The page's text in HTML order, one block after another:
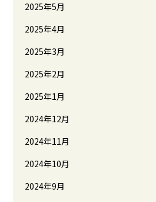
2025年5月
2025年4月
2025年3月
2025年2月
2025年1月
2024年12月
2024年11月
2024年10月
2024年9月